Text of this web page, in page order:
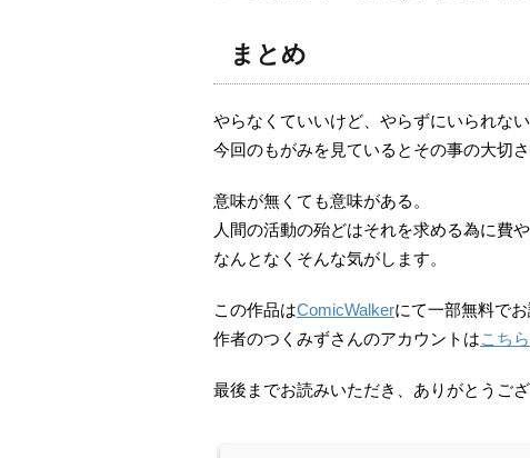
まとめ
やらなくていいけど、やらずにいられない
今回のもがみを見ているとその事の大切さ
意味が無くても意味がある。
人間の活動の殆どはそれを求める為に費や
なんとなくそんな気がします。
この作品はComicWalkerにて一部無料でお
作者のつくみずさんのアカウントはこちら
最後までお読みいただき、ありがとうござ